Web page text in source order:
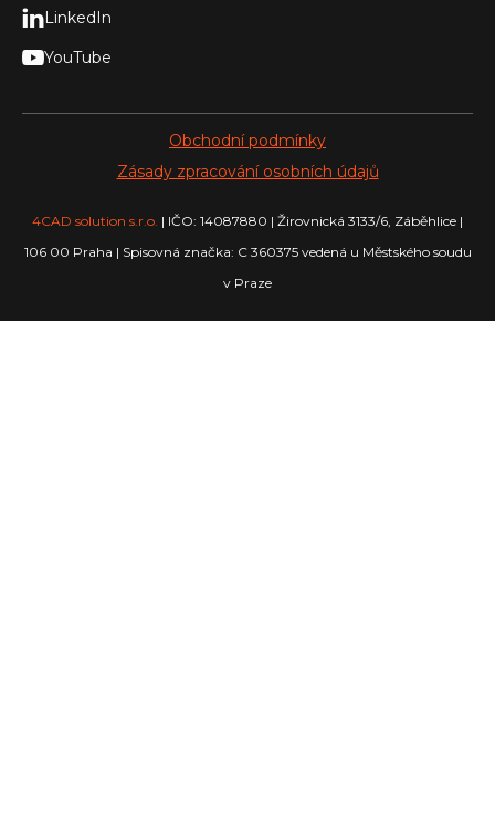
LinkedIn
YouTube
Obchodní podmínky
Zásady zpracování osobních údajů
4CAD solution s.r.o. | IČO: 14087880 | Žirovnická 3133/6, Záběhlice |
106 00 Praha | Spisovná značka: C 360375 vedená u Městského soudu
v Praze